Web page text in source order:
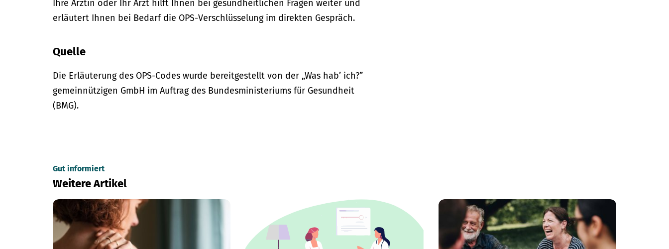
Ihre Ärztin oder Ihr Arzt hilft Ihnen bei gesundheitlichen Fragen weiter und
erläutert Ihnen bei Bedarf die OPS-Verschlüsselung im direkten Gespräch.
Quelle
Die Erläuterung des OPS-Codes wurde bereitgestellt von der „Was hab’ ich?”
gemeinnützigen GmbH im Auftrag des Bundesministeriums für Gesundheit
(BMG).
Gut informiert
Weitere Artikel